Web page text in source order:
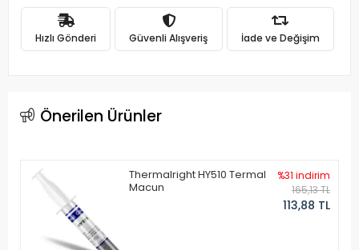
Hızlı Gönderi Güvenli Alışveriş İade ve Değişim
Önerilen Ürünler
Thermalright HY510 Termal
Macun
%31 indirim
165,13 TL
113,88 TL